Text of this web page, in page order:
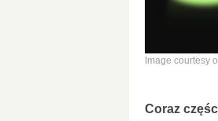
Image courtesy
Coraz